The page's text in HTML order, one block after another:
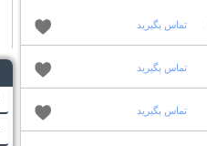
تماس بگیرید
تماس بگیرید
تماس بگیرید